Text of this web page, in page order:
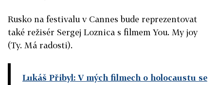
Rusko na festivalu v Cannes bude reprezentovat
také režisér Sergej Loznica s filmem You. My joy
(Ty. Má radosti).
Lukáš Přibyl: V mých filmech o holocaustu se